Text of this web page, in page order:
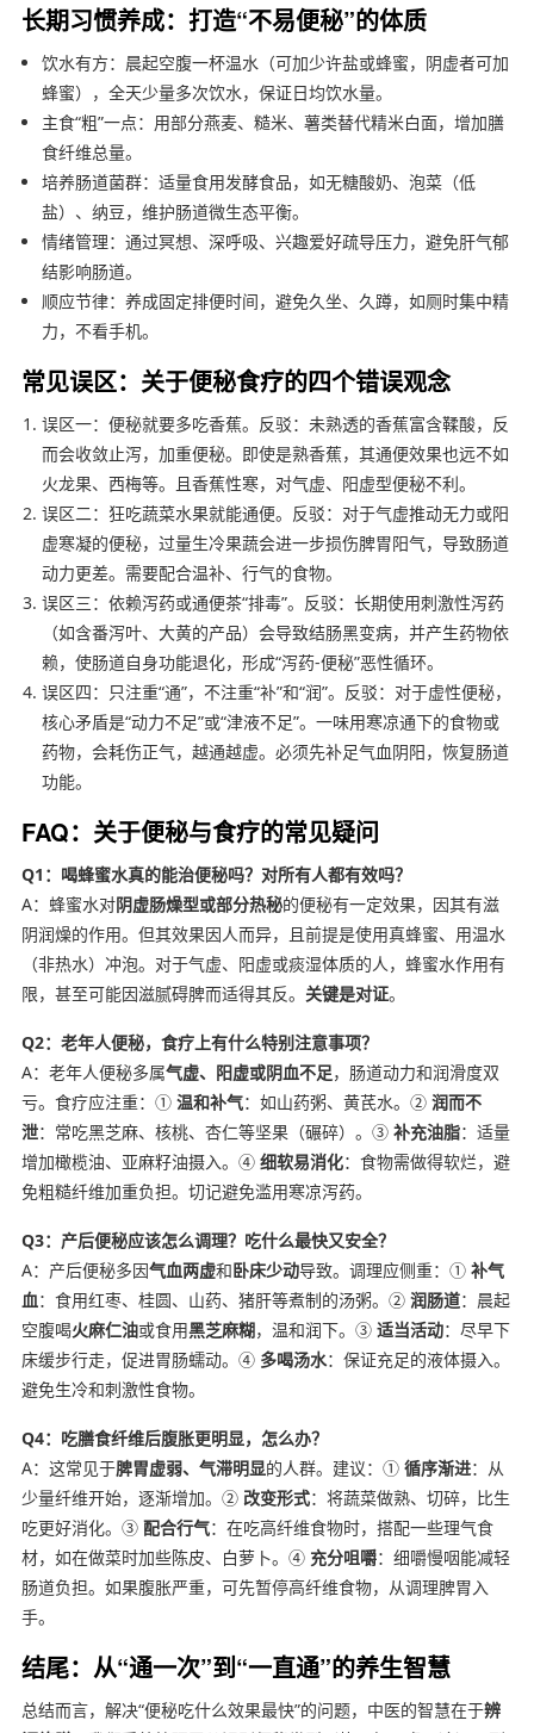
长期习惯养成：打造“不易便秘”的体质
饮水有方：晨起空腹一杯温水（可加少许盐或蜂蜜，阴虚者可加
蜂蜜），全天少量多次饮水，保证日均饮水量。
主食“粗”一点：用部分燕麦、糙米、薯类替代精米白面，增加膳
食纤维总量。
培养肠道菌群：适量食用发酵食品，如无糖酸奶、泡菜（低
盐）、纳豆，维护肠道微生态平衡。
情绪管理：通过冥想、深呼吸、兴趣爱好疏导压力，避免肝气郁
结影响肠道。
顺应节律：养成固定排便时间，避免久坐、久蹲，如厕时集中精
力，不看手机。
常见误区：关于便秘食疗的四个错误观念
误区一：便秘就要多吃香蕉。反驳：未熟透的香蕉富含鞣酸，反
而会收敛止泻，加重便秘。即使是熟香蕉，其通便效果也远不如
火龙果、西梅等。且香蕉性寒，对气虚、阳虚型便秘不利。
误区二：狂吃蔬菜水果就能通便。反驳：对于气虚推动无力或阳
虚寒凝的便秘，过量生冷果蔬会进一步损伤脾胃阳气，导致肠道
动力更差。需要配合温补、行气的食物。
误区三：依赖泻药或通便茶“排毒”。反驳：长期使用刺激性泻药
（如含番泻叶、大黄的产品）会导致结肠黑变病，并产生药物依
赖，使肠道自身功能退化，形成“泻药-便秘”恶性循环。
误区四：只注重“通”，不注重“补”和“润”。反驳：对于虚性便秘，
核心矛盾是“动力不足”或“津液不足”。一味用寒凉通下的食物或
药物，会耗伤正气，越通越虚。必须先补足气血阴阳，恢复肠道
功能。
FAQ：关于便秘与食疗的常见疑问
Q1：喝蜂蜜水真的能治便秘吗？对所有人都有效吗？
A：蜂蜜水对阴虚肠燥型或部分热秘的便秘有一定效果，因其有滋
阴润燥的作用。但其效果因人而异，且前提是使用真蜂蜜、用温水
（非热水）冲泡。对于气虚、阳虚或痰湿体质的人，蜂蜜水作用有
限，甚至可能因滋腻碍脾而适得其反。 关键是对证。
Q2：老年人便秘，食疗上有什么特别注意事项？
A：老年人便秘多属气虚、阳虚或阴血不足，肠道动力和润滑度双
亏。食疗应注重：① 温和补气：如山药粥、黄芪水。② 润而不
泄：常吃黑芝麻、核桃、杏仁等坚果（碾碎）。③ 补充油脂：适量
增加橄榄油、亚麻籽油摄入。④ 细软易消化：食物需做得软烂，避
免粗糙纤维加重负担。切记避免滥用寒凉泻药。
Q3：产后便秘应该怎么调理？吃什么最快又安全？
A：产后便秘多因气血两虚和卧床少动导致。调理应侧重：① 补气
血：食用红枣、桂圆、山药、猪肝等煮制的汤粥。② 润肠道：晨起
空腹喝火麻仁油或食用黑芝麻糊，温和润下。③ 适当活动：尽早下
床缓步行走，促进胃肠蠕动。④ 多喝汤水：保证充足的液体摄入。
避免生冷和刺激性食物。
Q4：吃膳食纤维后腹胀更明显，怎么办？
A：这常见于脾胃虚弱、气滞明显的人群。建议：① 循序渐进：从
少量纤维开始，逐渐增加。② 改变形式：将蔬菜做熟、切碎，比生
吃更好消化。③ 配合行气：在吃高纤维食物时，搭配一些理气食
材，如在做菜时加些陈皮、白萝卜。④ 充分咀嚼：细嚼慢咽能减轻
肠道负担。如果腹胀严重，可先暂停高纤维食物，从调理脾胃入
手。
结尾：从“通一次”到“一直通”的养生智慧
总结而言，解决“便秘吃什么效果最快”的问题，中医的智慧在于辨